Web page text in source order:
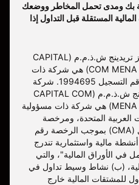
بك ومدى تحمل المخاطر ووضعك
المستقلة قبل التداول إذا
شركة كابيتال كوم مينا سيكيوريتيز تريدينج ش.ذ.م.م (CAPITAL
COM MENA SECURITIES TRADING L.L.C) هي شركة ذات
مسؤولية محدودة مُسجّلة تحت رقم التسجيل 1994695. شركة
كابيتال كوم مينا سيكيوريتيز تريدينج ش.ذ.م.م (CAPITAL COM
MENA SECURITIES TRADING L.L.C) هي شركة ذات مسؤولية
المتحدة، ومرخصة
ومنظمة من قبل هيئة سوق المال (CMA) بموجب الرخصة رقم
أنشطة مالية واستثمارية تندرج
في الأوراق المالية"، والتي
(ب) نشاط وسيط تداول في
للمشتقات المالية خارج